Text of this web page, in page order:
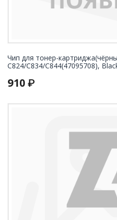
Чип для тонер-
C824/C834/C844(47095708),
910 ₽